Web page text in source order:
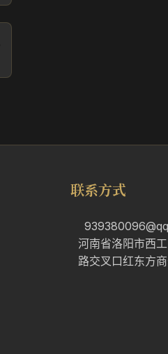
联系方式
河南省洛阳市西
路交叉口红东方